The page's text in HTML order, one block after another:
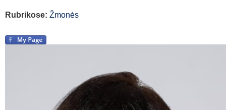
Rubrikose: Žmonės